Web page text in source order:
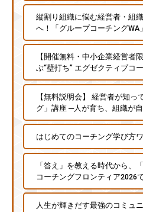
縦割り組織に悩む経営者・組
へ！「グループコーチングWA
【開催無料・中小企業経営者
ぶ“壁打ち” エグゼクティブコ
【無料説明会】 経営者が知っ
グ」講座 ─人が育ち、組織が
はじめてのコーチング学び方
「答え」を教える時代から、
コーチングフロンティア2026
人生が輝きだす最強のコミュ